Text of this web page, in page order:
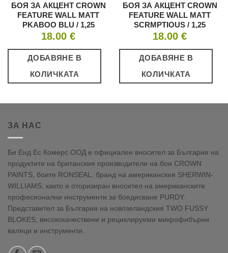
БОЯ ЗА АКЦЕНТ CROWN
FEATURE WALL MATT
PKABOO BLU / 1,25
18.00 €
ДОБАВЯНЕ В
КОЛИЧКАТА
БОЯ ЗА АКЦЕНТ CROWN
FEATURE WALL MATT
SCRMPTIOUS / 1,25
18.00 €
ДОБАВЯНЕ В
КОЛИЧКАТА
ЗА НАС
Би Енд Ес Комерс ООД е официален вносител за България на
продуктите на британския производители на бои CROWN
PAINTS, боите RONSEAL, бранд на американския SHERWIN-
WILLIAMS, както и оторизиран вносител на американските
професионални инструменти за боядисване PURDY.
Представител за България на новозеландския TWO FUSSY
BLOKES, висококачествени и рециклируеми микрофибърни
валяци и инструменти.